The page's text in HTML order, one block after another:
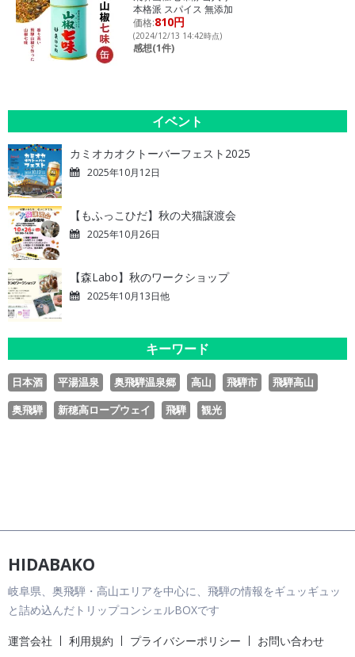
本格派 スパイス 無添加
価格:810円
(2024/12/13 14:42時点)
感想(1件)
イベント
カミオカオクトーバーフェスト2025
2025年10月12日
【もふっこひだ】秋の犬猫譲渡会
2025年10月26日
【森Labo】秋のワークショップ
2025年10月13日他
キーワード
日本酒 平湯温泉 奥飛騨温泉郷 高山 飛騨市
飛騨高山
奥飛騨
新穂高ロープウェイ 飛騨 観光
HIDABAKO
岐阜県、奥飛騨・高山エリアを中心に、飛騨の情報をギュッギュッ
と詰め込んだトリップコンシェルBOXです
運営会社 利用規約 プライバシーポリシー お問い合わせ